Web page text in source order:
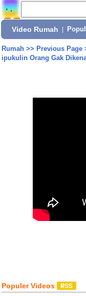
Video Rumah
Rumah>> Previous Page
ipukulin Orang Gak
Populer Videos